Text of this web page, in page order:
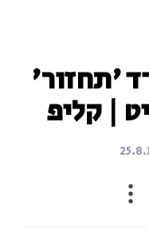
'תחזור'
| קליפ